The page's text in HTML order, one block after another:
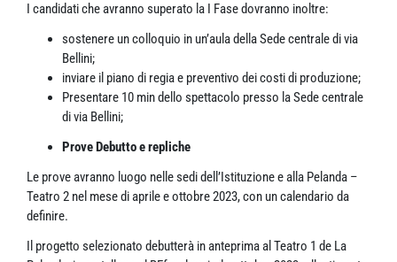
I candidati che avranno superato la I Fase dovranno inoltre:
sostenere un colloquio in un’aula della Sede centrale di via
Bellini;
inviare il piano di regia e preventivo dei costi di produzione;
Presentare 10 min dello spettacolo presso la Sede centrale
di via Bellini;
Prove Debutto e repliche
Le prove avranno luogo nelle sedi dell’Istituzione e alla Pelanda –
Teatro 2 nel mese di aprile e ottobre 2023, con un calendario da
definire.
Il progetto selezionato debutterà in anteprima al Teatro 1 de La